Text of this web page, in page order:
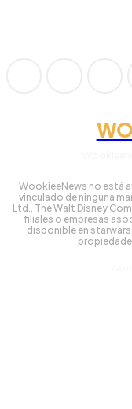
WookieeNews no está
vinculado de ninguna
Ltd., The Walt Disney
filiales o empresas
disponible en